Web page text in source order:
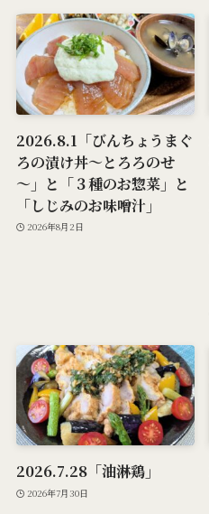
2026.8.1「びんちょうまぐ
ろの漬け丼～とろろのせ
～」と「３種のお惣菜」と
「しじみのお味噌汁」
2026年8月2日
2026.7.28「油淋鶏」
2026年7月30日